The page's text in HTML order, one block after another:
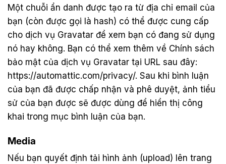
Một chuỗi ẩn danh được tạo ra từ địa chỉ email của
bạn (còn được gọi là hash) có thể được cung cấp
cho dịch vụ Gravatar để xem bạn có đang sử dụng
nó hay không. Bạn có thể xem thêm về Chính sách
bảo mật của dịch vụ Gravatar tại URL sau đây:
https://automattic.com/privacy/. Sau khi bình luận
của bạn đã được chấp nhận và phê duyệt, ảnh tiểu
sử của bạn được sẽ được dùng để hiển thị công
khai trong mục bình luận của bạn.
Media
Nếu bạn quyết định tải hình ảnh (upload) lên trang